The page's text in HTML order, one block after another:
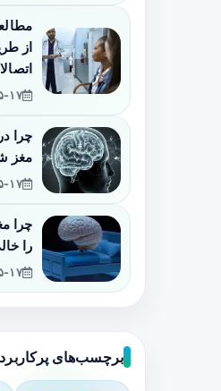
از
چرا
مغز
چرا
را
برچسب‌های پرکاربرد